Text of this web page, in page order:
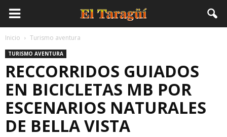
Inicio Turismo aventura
TURISMO AVENTURA
RECCORRIDOS GUIADOS
EN BICICLETAS MB POR
ESCENARIOS NATURALES
DE BELLA VISTA